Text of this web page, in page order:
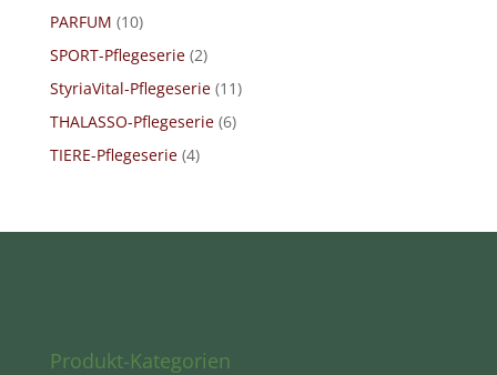
PARFUM (10)
SPORT-Pflegeserie (2)
StyriaVital-Pflegeserie (11)
THALASSO-Pflegeserie (6)
TIERE-Pflegeserie (4)
Produkt-Kategorien